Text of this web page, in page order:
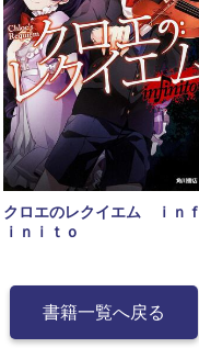
クロエのレクイエム ｉｎｆ
ｉｎｉｔｏ
書籍一覧へ戻る